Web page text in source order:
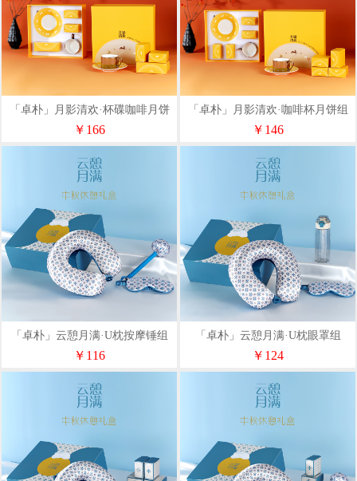
「卓朴」月影清欢·杯碟咖啡月饼
组
￥166
「卓朴」月影清欢·咖啡杯月饼组
￥146
「卓朴」云憩月满·U枕按摩锤组
￥116
「卓朴」云憩月满·U枕眼罩组
￥124